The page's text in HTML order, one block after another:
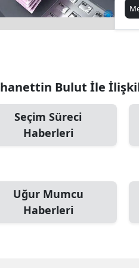
Bulut İle
Seçim Süreci
Haberleri
Uğur Mumcu
Haberleri